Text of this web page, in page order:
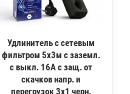
Удлинитель с сетевым
фильтром 5х3м с заземл.
с выкл. 16А с защ. от
скачков напр. и
перегрузок 3х1 черн.